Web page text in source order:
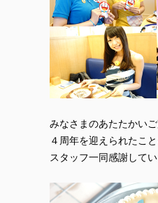
みなさまのあたたかい
４周年を迎えられたこ
スタッフ一同感謝してい